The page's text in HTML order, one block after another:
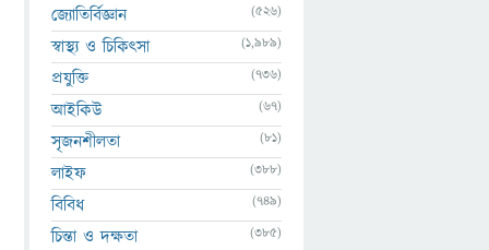
জ্যোতির্বিজ্ঞান (526)
স্বাস্থ্য ও চিকিৎসা (1,989)
প্রযুক্তি (736)
আইকিউ (67)
সৃজনশীলতা (81)
লাইফ (388)
বিবিধ (749)
চিন্তা ও দক্ষতা (385)